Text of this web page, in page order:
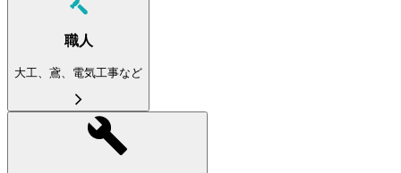
職人
大工、鳶、電気工事など